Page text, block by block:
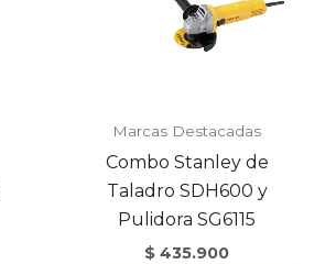
Marcas Destacadas
Combo Stanley de
Taladro SDH600 y
Pulidora SG6115
$ 435.900